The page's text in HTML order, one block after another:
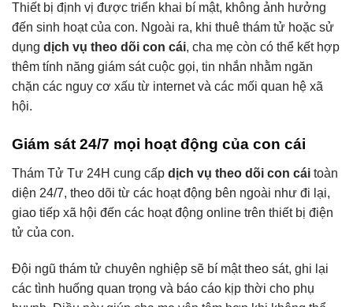
Thiết bị định vị được triển khai bí mật, không ảnh hưởng
đến sinh hoạt của con. Ngoài ra, khi thuê thám tử hoặc sử
dụng dịch vụ theo dõi con cái, cha mẹ còn có thể kết hợp
thêm tính năng giám sát cuộc gọi, tin nhắn nhằm ngăn
chặn các nguy cơ xấu từ internet và các mối quan hệ xã
hội.
Giám sát 24/7 mọi hoạt động của con cái
Thám Tử Tư 24H cung cấp dịch vụ theo dõi con cái toàn
diện 24/7, theo dõi từ các hoạt động bên ngoài như đi lại,
giao tiếp xã hội đến các hoạt động online trên thiết bị điện
tử của con.
Đội ngũ thám tử chuyên nghiệp sẽ bí mật theo sát, ghi lại
các tình huống quan trọng và báo cáo kịp thời cho phụ